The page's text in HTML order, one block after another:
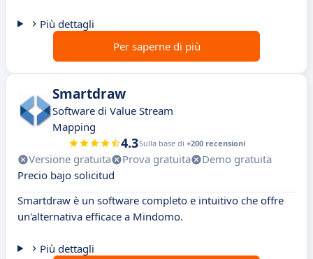
Più dettagli
Per saperne di più
Smartdraw
Software di Value Stream
Mapping
4.3Sulla base di +200 recensioni
Versione gratuita Prova gratuita
Demo gratuita
Precio bajo solicitud
Smartdraw è un software completo e intuitivo che offre
un'alternativa efficace a Mindomo.
Più dettagli